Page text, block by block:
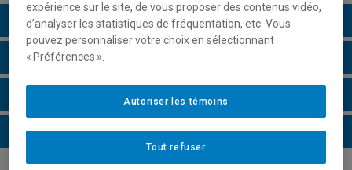
Description du cours
Horaire - Été 2026
Horaire - Automne 2026
Horaire - Hiver 2027
expérience sur le site, de vous proposer des contenus vidéo,
d’analyser les statistiques de fréquentation, etc. Vous
pouvez personnaliser votre choix en sélectionnant
« Préférences ».
Tout refuser
Autoriser les témoins